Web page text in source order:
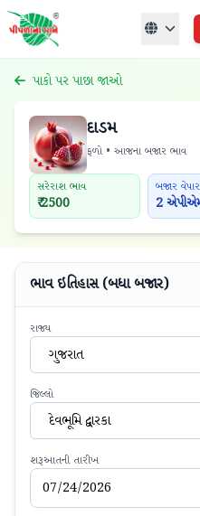
પાકો પર પાછા જાઓ
દાડમ
ફળો • આજના બજાર ભાવ
સરેરાશ ભાવ
₹ 2500
બજાર વેપાર
2
ભાવ ઇતિહાસ (બધા બજાર)
રાજ્ય
ગુજરાત
જિલ્લો
દેવભૂમિ દ્વારકા
શરૂઆતની તારીખ